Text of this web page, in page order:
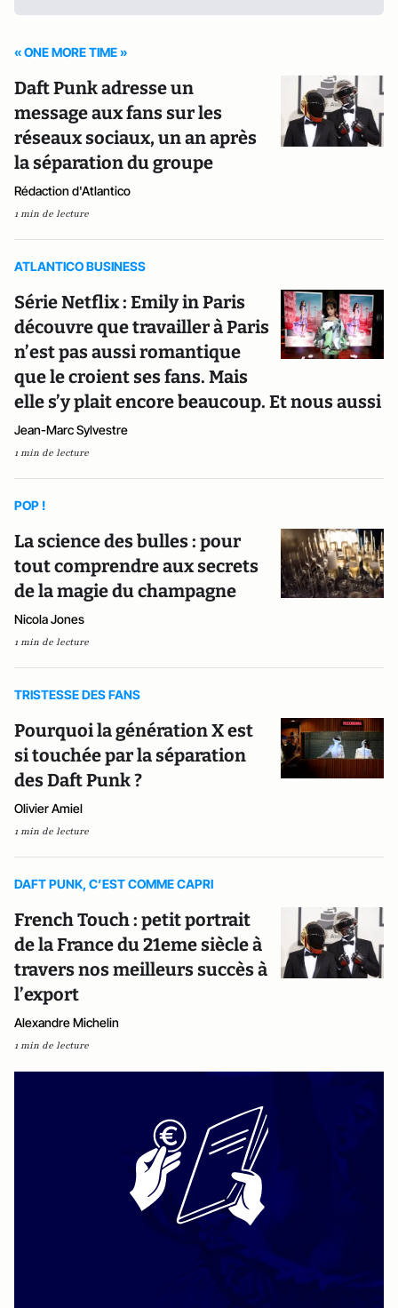
« ONE MORE TIME »
Daft Punk adresse un
message aux fans sur les
réseaux sociaux, un an après
la séparation du groupe
Rédaction d'Atlantico
1 min de lecture
ATLANTICO BUSINESS
Série Netflix : Emily in Paris
découvre que travailler à Paris
n’est pas aussi romantique
que le croient ses fans. Mais
elle s’y plait encore beaucoup. Et nous aussi
Jean-Marc Sylvestre
1 min de lecture
POP !
La science des bulles : pour
tout comprendre aux secrets
de la magie du champagne
Nicola Jones
1 min de lecture
TRISTESSE DES FANS
Pourquoi la génération X est
si touchée par la séparation
des Daft Punk ?
Olivier Amiel
1 min de lecture
DAFT PUNK, C’EST COMME CAPRI
French Touch : petit portrait
de la France du 21eme siècle à
travers nos meilleurs succès à
l’export
Alexandre Michelin
1 min de lecture